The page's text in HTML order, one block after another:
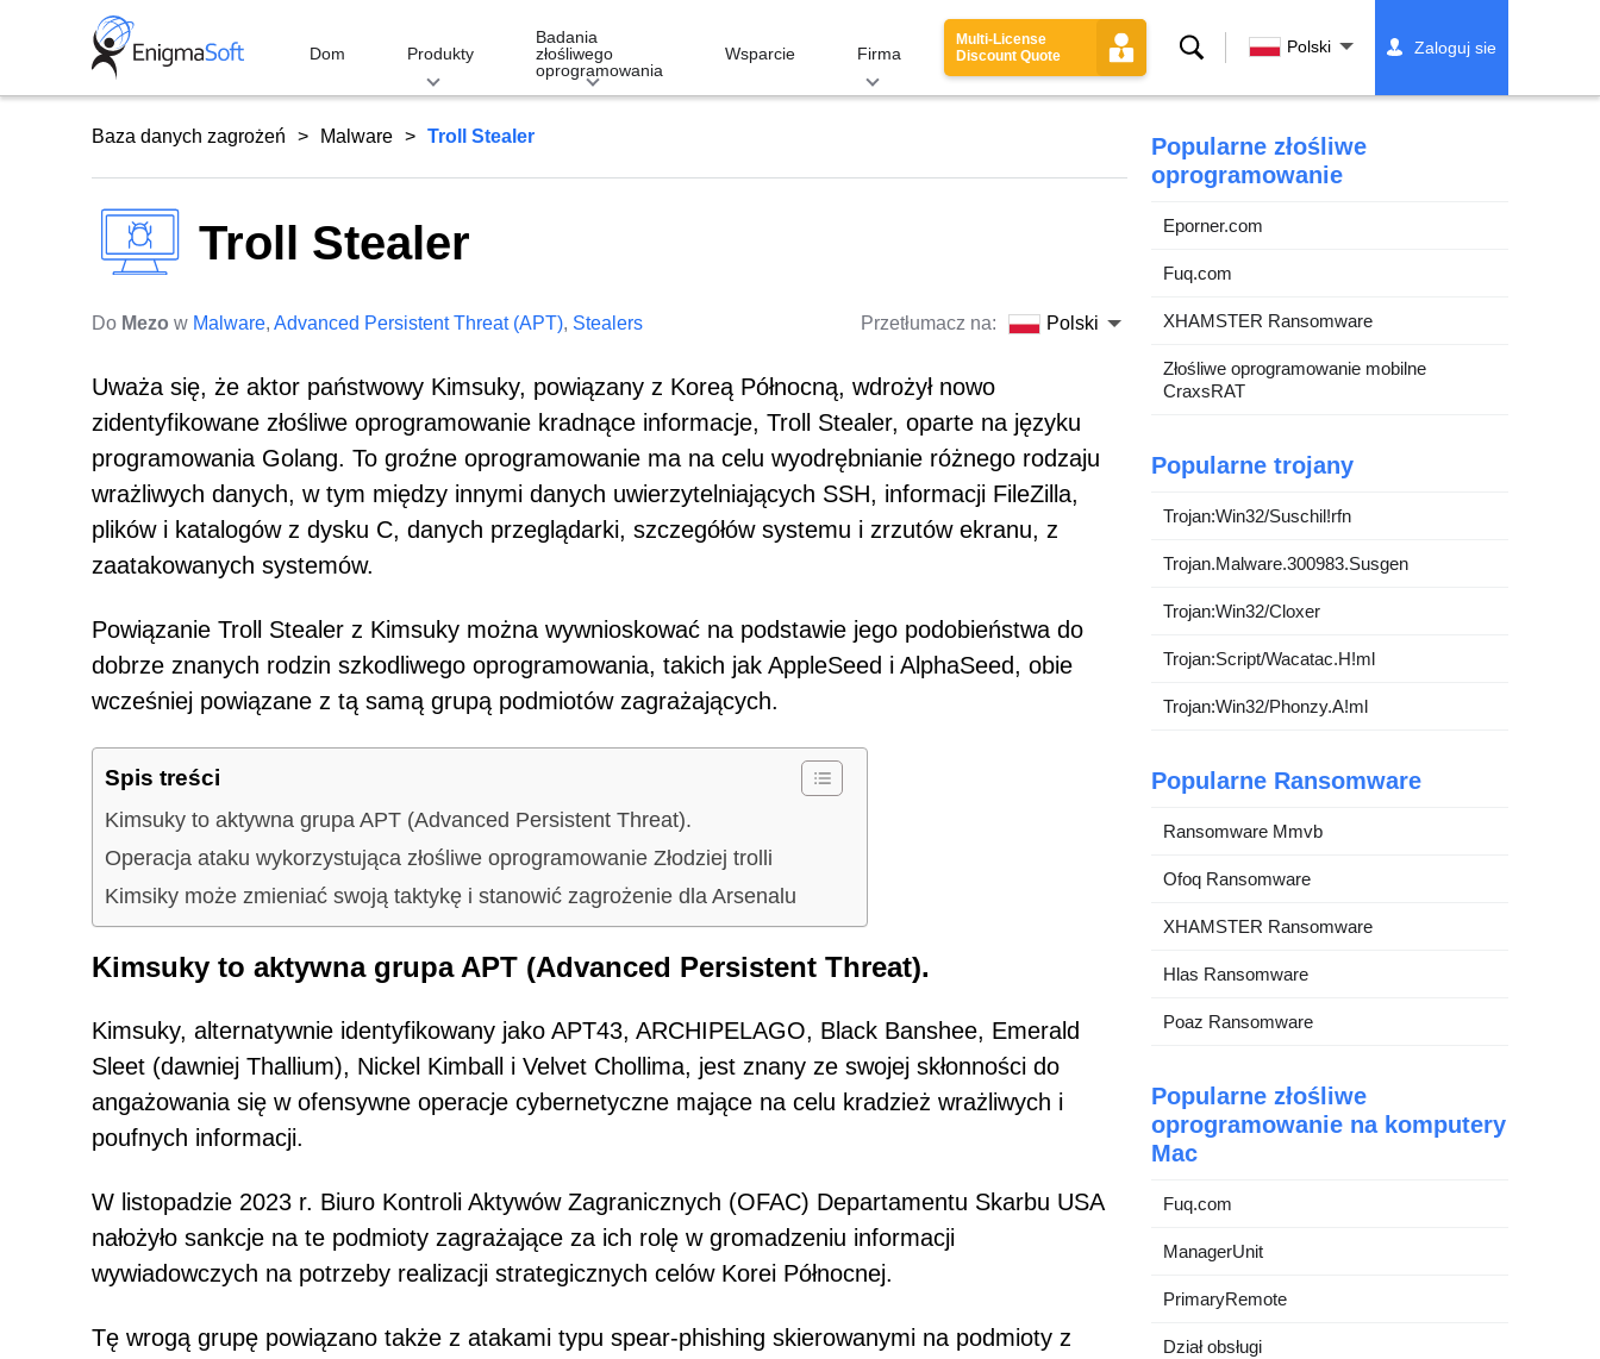
Dom Produkty
Badania
złośliwego
oprogramowania
Wsparcie Firma
Multi-License
Discount Quote
Szukaj Polski Zaloguj sie
Baza danych zagrożeń Malware Troll Stealer
Troll Stealer
Do Mezo w Malware, Advanced Persistent Threat (APT), Stealers Przetłumacz na: Polski
Uważa się, że aktor państwowy Kimsuky, powiązany z Koreą Północną, wdrożył nowo
zidentyfikowane złośliwe oprogramowanie kradnące informacje, Troll Stealer, oparte na języku
programowania Golang. To groźne oprogramowanie ma na celu wyodrębnianie różnego rodzaju
wrażliwych danych, w tym między innymi danych uwierzytelniających SSH, informacji FileZilla,
plików i katalogów z dysku C, danych przeglądarki, szczegółów systemu i zrzutów ekranu, z
zaatakowanych systemów.
Powiązanie Troll Stealer z Kimsuky można wywnioskować na podstawie jego podobieństwa do
dobrze znanych rodzin szkodliwego oprogramowania, takich jak AppleSeed i AlphaSeed, obie
wcześniej powiązane z tą samą grupą podmiotów zagrażających.
Spis treści
Kimsuky to aktywna grupa APT (Advanced Persistent Threat).
Operacja ataku wykorzystująca złośliwe oprogramowanie Złodziej trolli
Kimsiky może zmieniać swoją taktykę i stanowić zagrożenie dla Arsenalu
Kimsuky to aktywna grupa APT (Advanced Persistent Threat).
Kimsuky, alternatywnie identyfikowany jako APT43, ARCHIPELAGO, Black Banshee, Emerald
Sleet (dawniej Thallium), Nickel Kimball i Velvet Chollima, jest znany ze swojej skłonności do
angażowania się w ofensywne operacje cybernetyczne mające na celu kradzież wrażliwych i
poufnych informacji.
W listopadzie 2023 r. Biuro Kontroli Aktywów Zagranicznych (OFAC) Departamentu Skarbu USA
nałożyło sankcje na te podmioty zagrażające za ich rolę w gromadzeniu informacji
wywiadowczych na potrzeby realizacji strategicznych celów Korei Północnej.
Tę wrogą grupę powiązano także z atakami typu spear-phishing skierowanymi na podmioty z
Popularne złośliwe
oprogramowanie
Eporner.com
Fuq.com
XHAMSTER Ransomware
Złośliwe oprogramowanie mobilne
CraxsRAT
Popularne trojany
Trojan:Win32/Suschil!rfn
Trojan.Malware.300983.Susgen
Trojan:Win32/Cloxer
Trojan:Script/Wacatac.H!ml
Trojan:Win32/Phonzy.A!ml
Popularne Ransomware
Ransomware Mmvb
Ofoq Ransomware
XHAMSTER Ransomware
Hlas Ransomware
Poaz Ransomware
Popularne złośliwe
oprogramowanie na komputery
Mac
Fuq.com
ManagerUnit
PrimaryRemote
Dział obsługi